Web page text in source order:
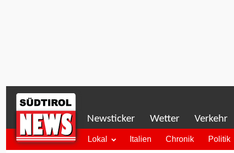
Newsticker Wetter Verkehr
Lokal Italien Chronik Politik